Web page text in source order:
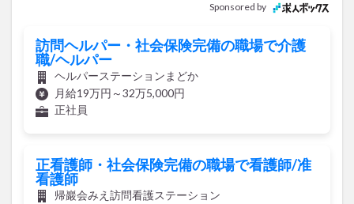
Sponsored by
訪問ヘルパー・社会保険完備の職場で介護
職/ヘルパー
ヘルパーステーションまどか
月給19万円～32万5,000円
正社員
正看護師・社会保険完備の職場で看護師/准
看護師
帰巖会みえ訪問看護ステーション